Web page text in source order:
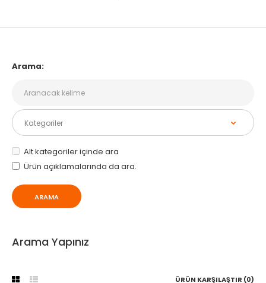
Arama:
Alt kategoriler içinde ara
Ürün açıklamalarında da ara.
Arama Yapınız
ÜRÜN KARŞILAŞTIR (0)